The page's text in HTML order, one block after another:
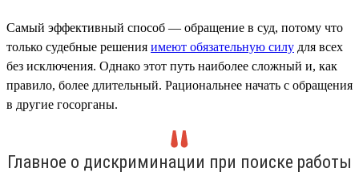
Самый эффективный способ — обращение в суд, потому что
только судебные решения имеют обязательную силу для всех
без исключения. Однако этот путь наиболее сложный и, как
правило, более длительный. Рациональнее начать с обращения
в другие госорганы.
Главное о дискриминации при поиске работы